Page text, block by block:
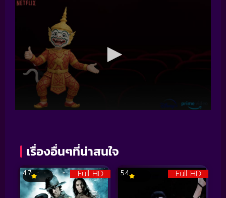
เรื่องอื่นๆที่น่าสนใจ
Full HD
4.7 Full HD
5.4